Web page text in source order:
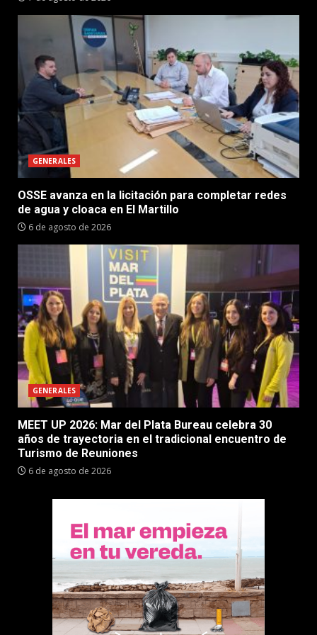
GENERALES
OSSE avanza en la licitación para completar redes
de agua y cloaca en El Martillo
6 de agosto de 2026
GENERALES
MEET UP 2026: Mar del Plata Bureau celebra 30
años de trayectoria en el tradicional encuentro de
Turismo de Reuniones
6 de agosto de 2026